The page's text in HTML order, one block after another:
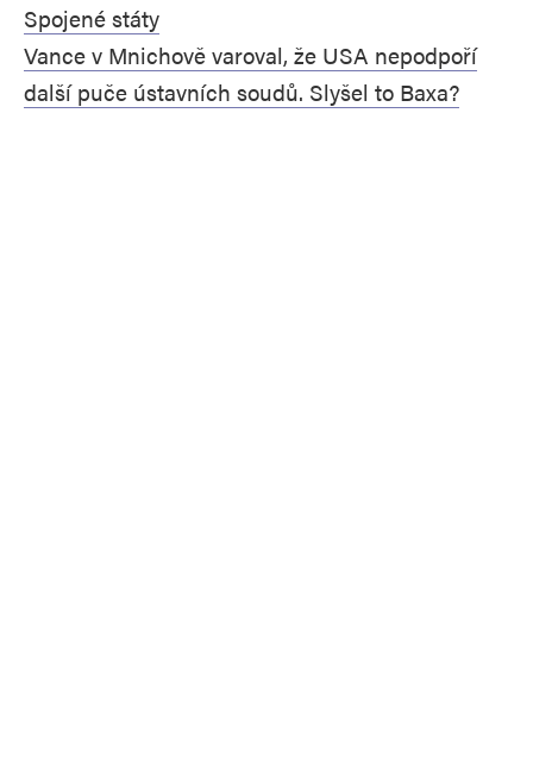
Spojené státy
Vance v Mnichově varoval, že USA nepodpoří
další puče ústavních soudů. Slyšel to Baxa?